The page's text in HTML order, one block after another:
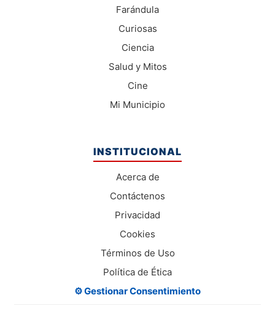
Farándula
Curiosas
Ciencia
Salud y Mitos
Cine
Mi Municipio
INSTITUCIONAL
Acerca de
Contáctenos
Privacidad
Cookies
Términos de Uso
Política de Ética
⚙️ Gestionar Consentimiento